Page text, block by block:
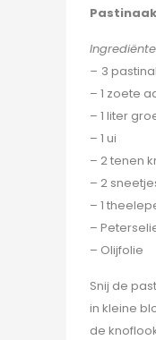
– 3
– 1 zoete
– 1 liter
– 1 ui
– 2 tenen
– 2
– 1
–
– Olijfolie
Snij de
in kleine
de